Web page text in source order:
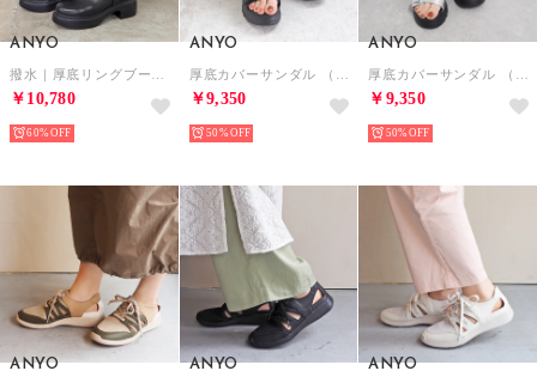
ANYO
￥10,780
60%
ANYO
￥9,350
50%
ANYO
￥9,350
50%
ANYO ANYO ANYO